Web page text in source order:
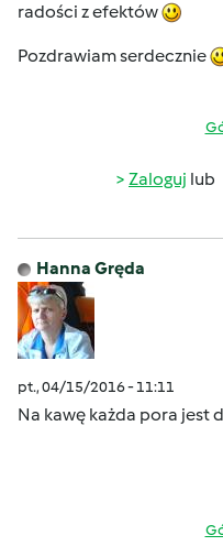
radości z efektów
Pozdrawiam serdecznie
Zaloguj lub
Hanna Gręda
pt., 04/15/2016 - 11:11
Na kawę każda pora jest